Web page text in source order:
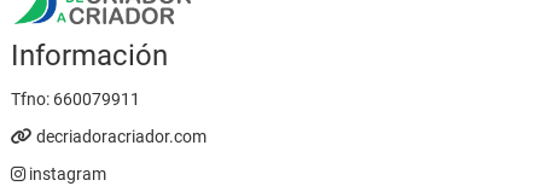
Información
Tfno: 660079911
decriadoracriador.com
instagram